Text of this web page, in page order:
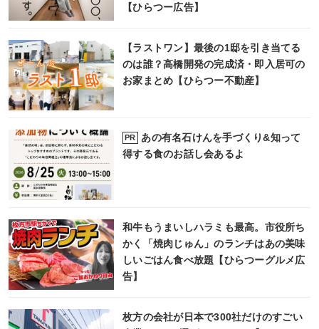
【ひらつー広告】
【ラストワン】最後の1邸を引き当てる
のは誰？高橋開発の完成済・即入居可の
お家まとめ【ひらつー不動産】
PR
あの有名石けんを手づくり&知って
得する食のお話し会あるよ
和牛もうまいしハラミも最高。市役所ち
かく「焼肉じゅん」のランチはあの美味
しいごはん食べ放題【ひらつーグルメ広
告】
枚方の会社が日本で300社だけのすごい